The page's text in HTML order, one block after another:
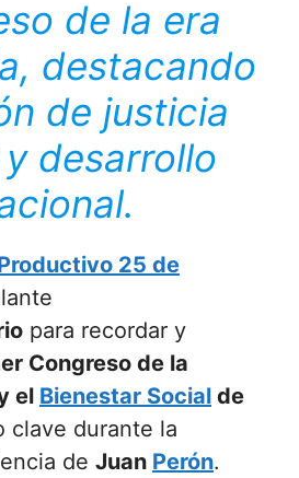
de la era
destacando
de justicia
desarrollo
25 de
para recordar y
Congreso de la
el Bienestar Social de
clave durante la
de Juan Perón.